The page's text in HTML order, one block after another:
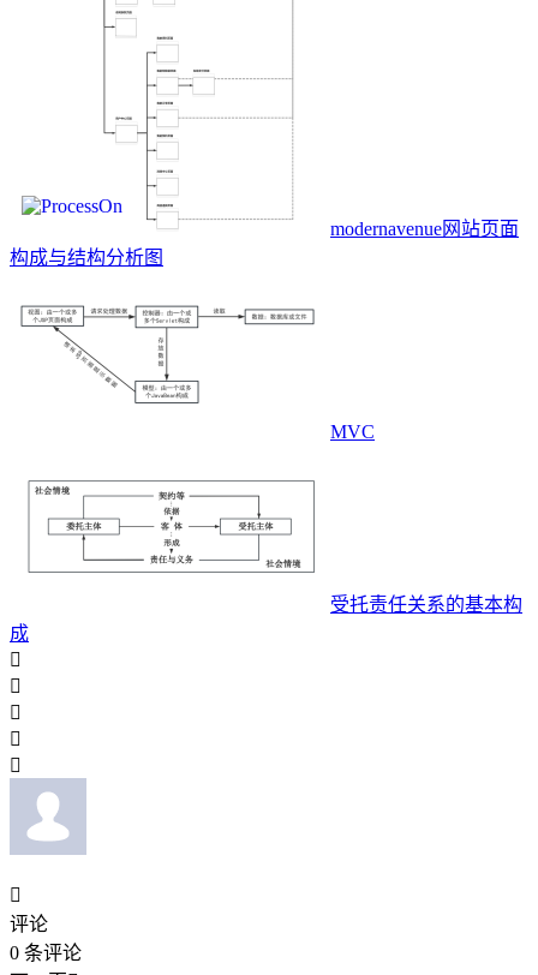
modernavenue网站页面
构成与结构分析图
MVC
受托责任关系的基本构
成






评论
0 条评论